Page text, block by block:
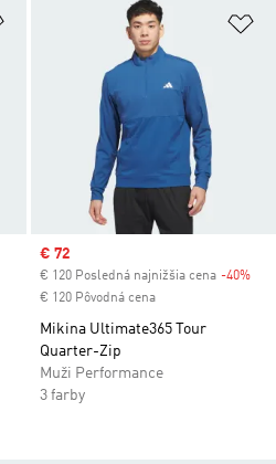
Pridať do zoznamu želaných
Discount
Sale price
€ 72
€ 120 Posledná najnižšia cena -40%
€ 120 Pôvodná cena
Mikina Ultimate365 Tour
Quarter-Zip
Muži Performance
3 farby